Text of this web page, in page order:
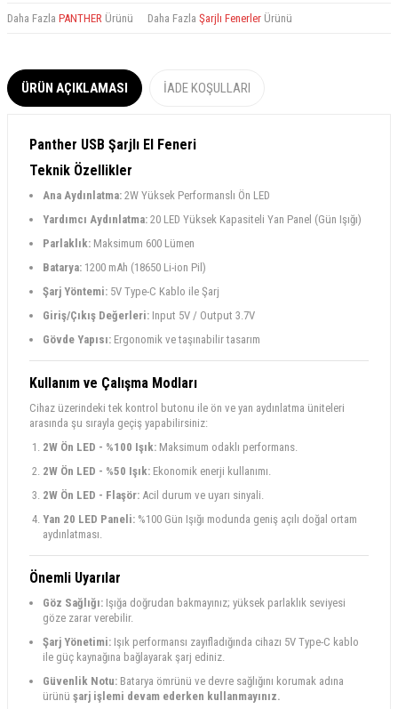
Daha Fazla PANTHER Ürünü Daha Fazla Şarjlı Fenerler Ürünü
ÜRÜN AÇIKLAMASI İADE KOŞULLARI
Panther USB Şarjlı El Feneri
Teknik Özellikler
Ana Aydınlatma: 2W Yüksek Performanslı Ön LED
Yardımcı Aydınlatma: 20 LED Yüksek Kapasiteli Yan Panel (Gün Işığı)
Parlaklık: Maksimum 600 Lümen
Batarya: 1200 mAh (18650 Li-ion Pil)
Şarj Yöntemi: 5V Type-C Kablo ile Şarj
Giriş/Çıkış Değerleri: Input 5V / Output 3.7V
Gövde Yapısı: Ergonomik ve taşınabilir tasarım
Kullanım ve Çalışma Modları
Cihaz üzerindeki tek kontrol butonu ile ön ve yan aydınlatma üniteleri
arasında şu sırayla geçiş yapabilirsiniz:
2W Ön LED - %100 Işık: Maksimum odaklı performans.
2W Ön LED - %50 Işık: Ekonomik enerji kullanımı.
2W Ön LED - Flaşör: Acil durum ve uyarı sinyali.
Yan 20 LED Paneli: %100 Gün Işığı modunda geniş açılı doğal ortam
aydınlatması.
Önemli Uyarılar
Göz Sağlığı: Işığa doğrudan bakmayınız; yüksek parlaklık seviyesi
göze zarar verebilir.
Şarj Yönetimi: Işık performansı zayıfladığında cihazı 5V Type-C kablo
ile güç kaynağına bağlayarak şarj ediniz.
Güvenlik Notu: Batarya ömrünü ve devre sağlığını korumak adına
ürünü şarj işlemi devam ederken kullanmayınız.